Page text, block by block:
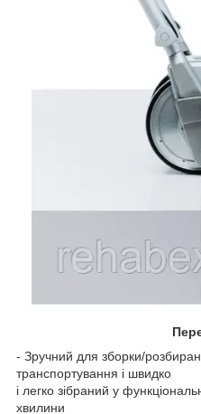
- Зручний для зборки/
транспортування і швидко
і легко зібраний у
хвилини